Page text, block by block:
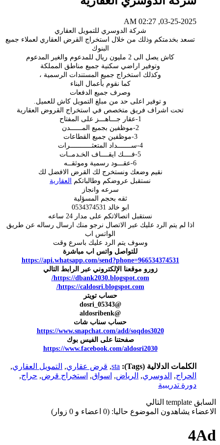
03-25-2025, 02:27 AM
شركة الدوسري للتمويل العقاري
تسعد بخدمتكم وذلك من خلال استخراج القرض العقاري لعملاء جميع
البنوك
كاش يصل الى 2 مليون ريال للمدعوم والغير المدعوم
وتوفير اراضي سكنية جميع مناطق المملكة
وكذلك استخراج جميع المستندات الرسمية ،
كما نقوم بأعمال البناء
وصرف جميع الدفعات
و توفير اعلى حد من مبلغ التمويل كاش للعميل.
تحت اشراف فريق متخصص في استخراج القروض العقارية
1-عقار جـــاهـــز على المفتاح
2-موظفين بجميع المــــــدن
3-موظفين جميع القطاعات
4-ســـــــداد المتعثـــــــــــرات
5-فــــك ايقــــاف الخـدمــات
6-عقـــود رسمية وموثقــه
نقيم وضعك ونستخرج لك القرض الافضل لك
نستقبل عروضكم وطالباتكم العقارية
سرعه وانجاز
ثقه بحجم المسؤلية
ابو خالد 0534374531
نستقبل اتصالاتكم على مدار 24 ساعه
اذا لم يتم الرد عليك عبر الاتصال نرجو منك ارسال رساله عن طريق
الواتس اب
وسوف يتم الرد عليك باسرع وقت
للتواصل واتس اب مباشرة
https://api.whatsapp.com/send?phone=966534374531
زورو موقعنا الإلكتروني عبر الرابط التالي
https://dbank2030.blogspot.com/
https://caldosri.blogspot.com/
حساب تويتر
@dosri_05343
@aldosribenk
حساب سناب شات
https://www.snapchat.com/add/soqdos3020
صفحتنا على الفيس بوك
https://www.facebook.com/aldosri2030
الكلمات الدلالية (Tags): sta
, قرض عقاري, التمويل العقاري,
الحراج, الدوسري, الرياض, اسواق, استخراج قرض, حراج,
دورة تدريبية
السابق template التالي
الاعضاء يشاهدون الموضوع حاليا: (0 اعضاء و 0 زوار)
4Ad